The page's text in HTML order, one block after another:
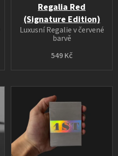
Regalia Red
(Signature Edition)
549 Kč
Luxusní Regalie v červené
barvě